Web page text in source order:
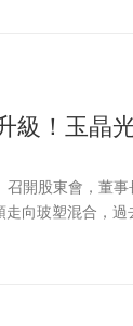
級！玉晶
開股東會，董事
向玻塑混合，
則認為，未來機